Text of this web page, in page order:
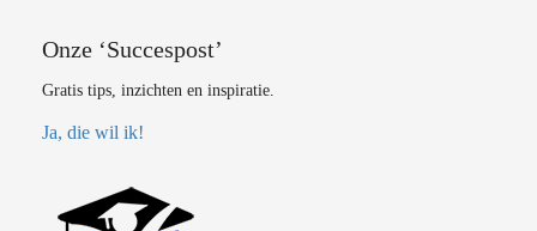
Onze ‘Succespost’
Gratis tips, inzichten en inspiratie.
Ja, die wil ik!